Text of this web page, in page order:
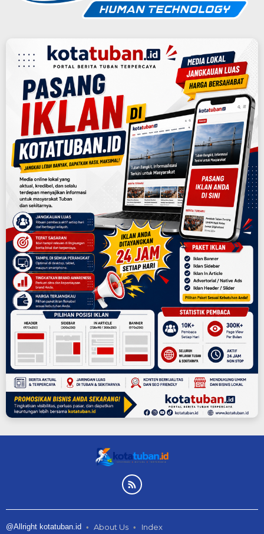
@Allright kotatuban.id About Us Index